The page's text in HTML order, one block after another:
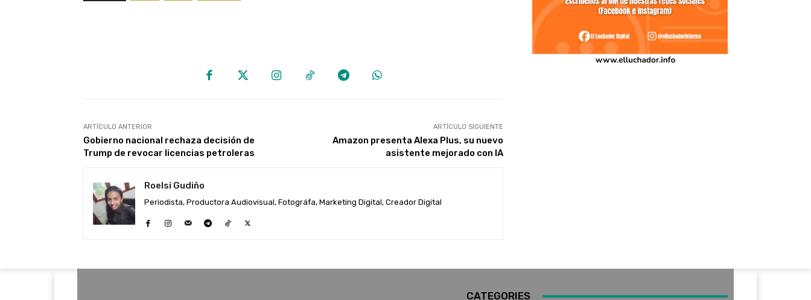
ARTÍCULO ANTERIOR
Gobierno nacional rechaza decisión de
Trump de revocar licencias petroleras
ARTÍCULO SIGUIENTE
Amazon presenta Alexa Plus, su nuevo
asistente mejorado con IA
Roelsi Gudiño
Periodista, Productora Audiovisual, Fotográfa, Marketing Digital, Creador Digital
CATEGORIES